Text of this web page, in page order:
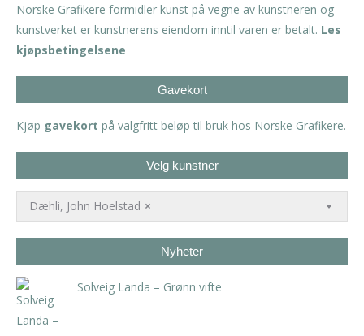
Norske Grafikere formidler kunst på vegne av kunstneren og
kunstverket er kunstnerens eiendom inntil varen er betalt. Les
kjøpsbetingelsene
Gavekort
Kjøp gavekort på valgfritt beløp til bruk hos Norske Grafikere.
Velg kunstner
×
Dæhli, John Hoelstad
Nyheter
Solveig Landa – Grønn vifte